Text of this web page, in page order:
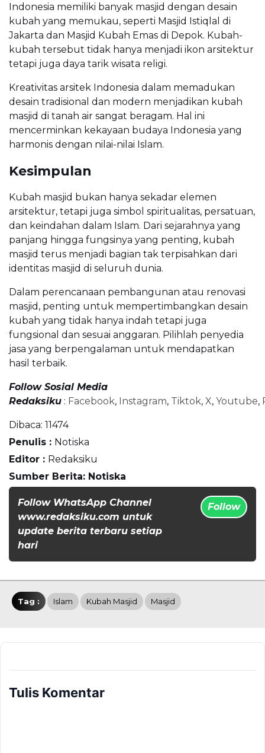
Indonesia memiliki banyak masjid dengan desain
kubah yang memukau, seperti Masjid Istiqlal di
Jakarta dan Masjid Kubah Emas di Depok. Kubah-
kubah tersebut tidak hanya menjadi ikon arsitektur
tetapi juga daya tarik wisata religi.
Kreativitas arsitek Indonesia dalam memadukan
desain tradisional dan modern menjadikan kubah
masjid di tanah air sangat beragam. Hal ini
mencerminkan kekayaan budaya Indonesia yang
harmonis dengan nilai-nilai Islam.
Kesimpulan
Kubah masjid bukan hanya sekadar elemen
arsitektur, tetapi juga simbol spiritualitas, persatuan,
dan keindahan dalam Islam. Dari sejarahnya yang
panjang hingga fungsinya yang penting, kubah
masjid terus menjadi bagian tak terpisahkan dari
identitas masjid di seluruh dunia.
Dalam perencanaan pembangunan atau renovasi
masjid, penting untuk mempertimbangkan desain
kubah yang tidak hanya indah tetapi juga
fungsional dan sesuai anggaran. Pilihlah penyedia
jasa yang berpengalaman untuk mendapatkan
hasil terbaik.
Follow Sosial Media
Redaksiku : Facebook, Instagram, Tiktok, X, Youtube,
Dibaca: 11474
Penulis : Notiska
Editor : Redaksiku
Sumber Berita: Notiska
Follow WhatsApp Channel
www.redaksiku.com untuk
update berita terbaru setiap
hari
Follow
Tag : Islam Kubah Masjid Masjid
Tulis Komentar